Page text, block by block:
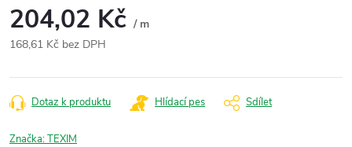
204,02 Kč / m
168,61 Kč bez DPH
cena:
Dotaz k produktu Hlídací pes Sdílet
Značka:TEXIM